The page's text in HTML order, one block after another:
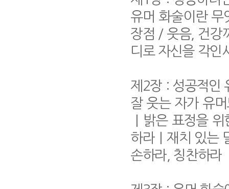
유머 화술이란 무
장점 / 웃음, 건강
디로 자신을 각인
제2장 : 성공적인
잘 웃는 자가 유
｜밝은 표정을
하라｜재치 있는
손하라, 칭찬하라